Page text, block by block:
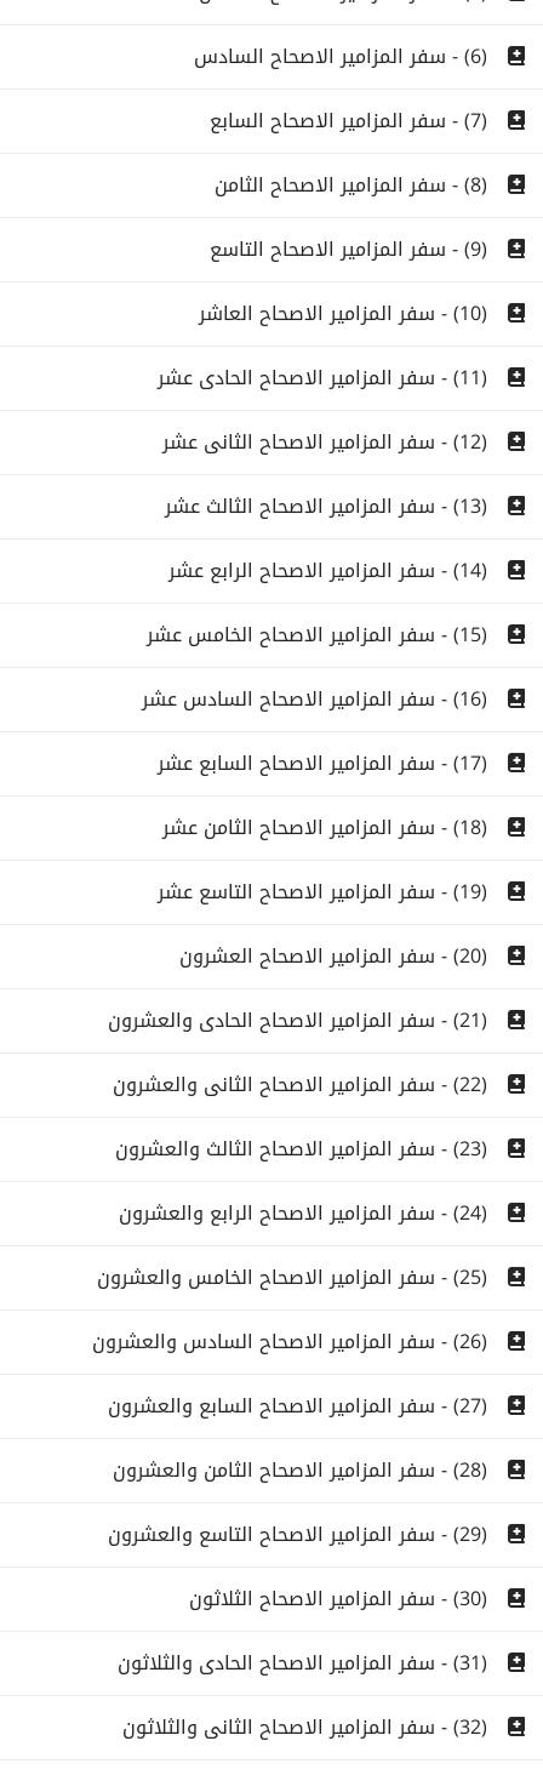
(6) - سفر المزامير الاصحاح السادس
(7) - سفر المزامير الاصحاح السابع
(8) - سفر المزامير الاصحاح الثامن
(9) - سفر المزامير الاصحاح التاسع
(10) - سفر المزامير الاصحاح العاشر
(11) - سفر المزامير الاصحاح الحادى عشر
(12) - سفر المزامير الاصحاح الثانى عشر
(13) - سفر المزامير الاصحاح الثالث عشر
(14) - سفر المزامير الاصحاح الرابع عشر
(15) - سفر المزامير الاصحاح الخامس عشر
(16) - سفر المزامير الاصحاح السادس عشر
(17) - سفر المزامير الاصحاح السابع عشر
(18) - سفر المزامير الاصحاح الثامن عشر
(19) - سفر المزامير الاصحاح التاسع عشر
(20) - سفر المزامير الاصحاح العشرون
(21) - سفر المزامير الاصحاح الحادى والعشرون
(22) - سفر المزامير الاصحاح الثانى والعشرون
(23) - سفر المزامير الاصحاح الثالث والعشرون
(24) - سفر المزامير الاصحاح الرابع والعشرون
(25) - سفر المزامير الاصحاح الخامس والعشرون
(26) - سفر المزامير الاصحاح السادس والعشرون
(27) - سفر المزامير الاصحاح السابع والعشرون
(28) - سفر المزامير الاصحاح الثامن والعشرون
(29) - سفر المزامير الاصحاح التاسع والعشرون
(30) - سفر المزامير الاصحاح الثلاثون
(31) - سفر المزامير الاصحاح الحادى والثلاثون
(32) - سفر المزامير الاصحاح الثانى والثلاثون